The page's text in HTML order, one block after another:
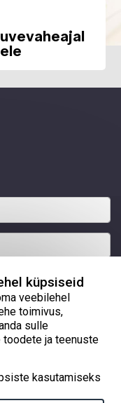
küpsiseid
veebilehel
toimivus,
sulle
toodete ja teenuste
kasutamiseks